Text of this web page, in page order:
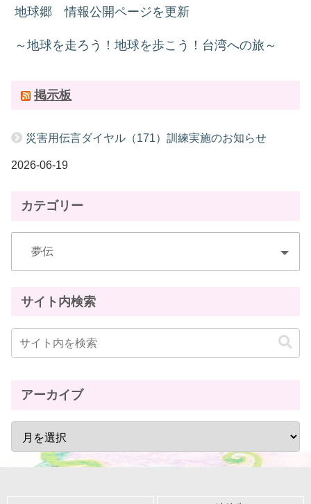
地球郷 情報公開ページを更新
～地球を走ろう！地球を歩こう！台湾への旅～
掲示板
災害用伝言ダイヤル（171）訓練実施のお知らせ
2026-06-19
カテゴリー
サイト内検索
アーカイブ